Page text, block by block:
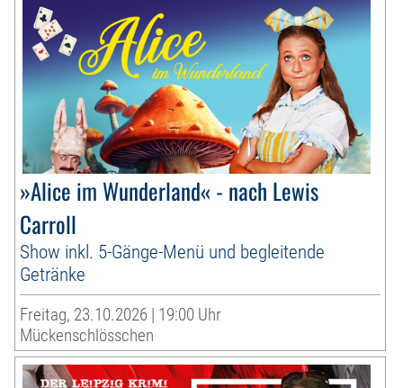
»Alice im Wunderland« - nach Lewis
Carroll
Show inkl. 5-Gänge-Menü und begleitende
Getränke
Freitag, 23.10.2026 | 19:00 Uhr
Mückenschlösschen